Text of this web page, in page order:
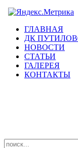
ГЛАВНАЯ
ДК
НОВОСТИ
СТАТЬИ
ГАЛЕРЕЯ
КОНТАКТЫ